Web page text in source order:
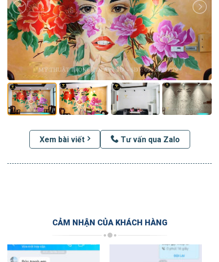
Xem bài viết Tư vấn qua Zalo
CẢM NHẬN CỦA KHÁCH HÀNG